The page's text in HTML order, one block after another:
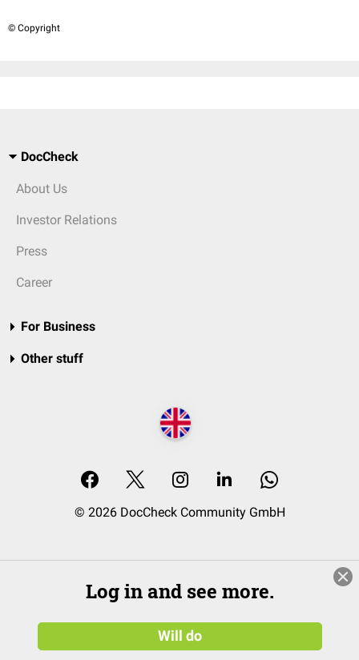
© Copyright
DocCheck
About Us
Investor Relations
Press
Career
For Business
Other stuff
© 2026 DocCheck Community GmbH
Log in and see more.
Will do